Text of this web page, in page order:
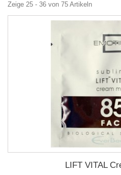
Zeige 25 - 36 von 75 Artikeln
LIFT VITAL